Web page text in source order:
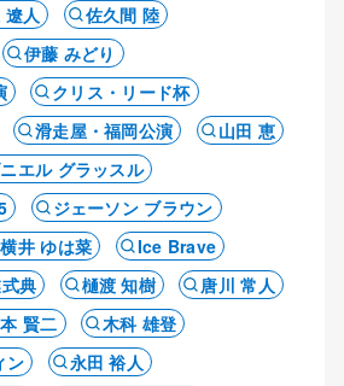
遼人
佐久間 陸
伊藤 みどり
クリス・リード杯
滑走屋・福岡公演
山田 恵
エル グラッスル
ジェーソン ブラウン
横井 ゆは菜
Ice Brave
典
樋渡 知樹
唐川 常人
賢二
木科 雄登
ン
永田 裕人